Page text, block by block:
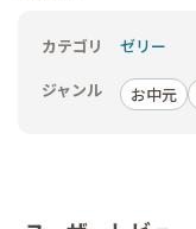
カテゴリ
ゼリー
ジャンル
お中元